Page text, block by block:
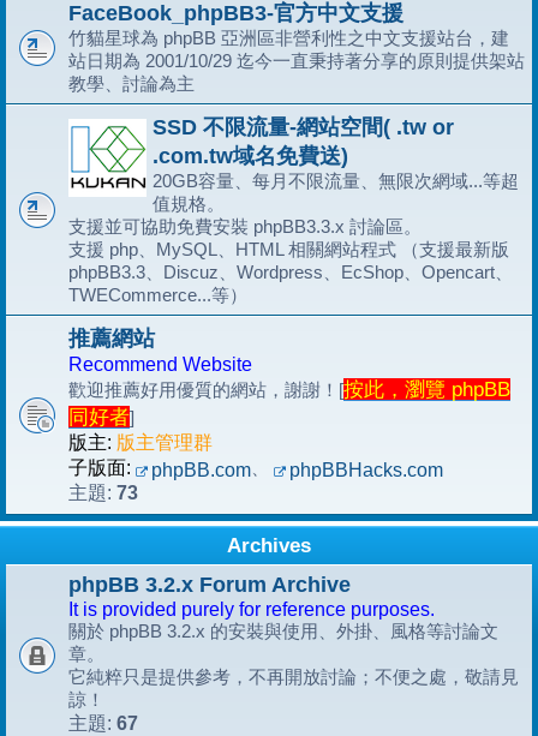
FaceBook_phpBB3-官方中文支援
竹貓星球為 phpBB 亞洲區非營利性之中文支援站台，建
站日期為 2001/10/29 迄今一直秉持著分享的原則提供架站
教學、討論為主
SSD 不限流量-網站空間( .tw or
.com.tw域名免費送)
20GB容量、每月不限流量、無限次網域...等超
值規格。
支援並可協助免費安裝 phpBB3.3.x 討論區。
支援 php、MySQL、HTML 相關網站程式 （支援最新版
phpBB3.3、Discuz、Wordpress、EcShop、Opencart、
TWECommerce...等）
推薦網站
Recommend Website
歡迎推薦好用優質的網站，謝謝！[按此，瀏覽 phpBB
同好者]
版主: 版主管理群
子版面:
phpBB.com、
phpBBHacks.com
主題: 73
Archives
phpBB 3.2.x Forum Archive
It is provided purely for reference purposes.
關於 phpBB 3.2.x 的安裝與使用、外掛、風格等討論文
章。
它純粹只是提供參考，不再開放討論；不便之處，敬請見
諒！
主題: 67